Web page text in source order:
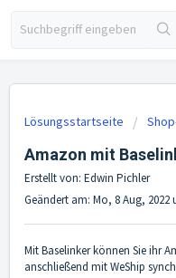
Lösungsstartseite
Amazon mit
Erstellt von: Edwin Pichler
Geändert am: Mo, 8 Aug, 2022
Mit Baselinker können Sie ihr
anschließend mit WeShip